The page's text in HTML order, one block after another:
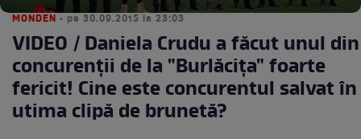
MONDEN • pe 30.09.2015 la 23:03
VIDEO / Daniela Crudu a făcut unul din
concurenţii de la "Burlăciţa" foarte
fericit! Cine este concurentul salvat în
utima clipă de brunetă?